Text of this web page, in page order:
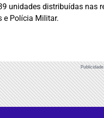
unidades distribuídas
e Polícia Militar.
Publicidade